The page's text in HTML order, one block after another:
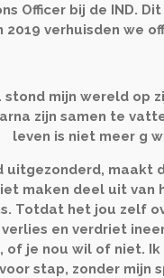
Officer bij de IND.
2019 verhuisden we
stond mijn wereld op
zijn samen te
leven is niet meer g
uitgezonderd, maakt
maken deel uit
Totdat het jou zelf
en verdriet
of je nou wil of niet.
stap, zonder mijn